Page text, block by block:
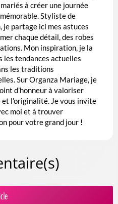
à créer une journée
Styliste de
je partage ici mes astuces
chaque détail, des robes
Mon inspiration, je la
les tendances actuelles
les traditions
Sur Organza Mariage, je
d’honneur à valoriser
et l’originalité. Je vous invite
moi et à trouver
pour votre grand jour !